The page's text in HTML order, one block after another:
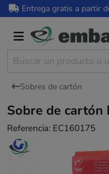
Entrega gratis a partir
Sobres de cartón
Sobre de cartón
Referencia: EC160175